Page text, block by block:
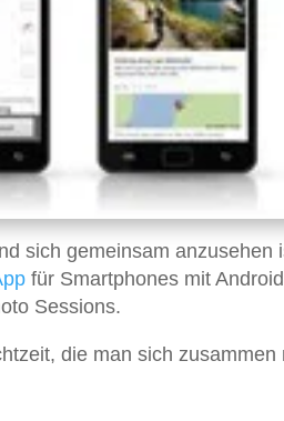
sich gemeinsam anzusehen
für Smartphones mit
Sessions.
die man sich